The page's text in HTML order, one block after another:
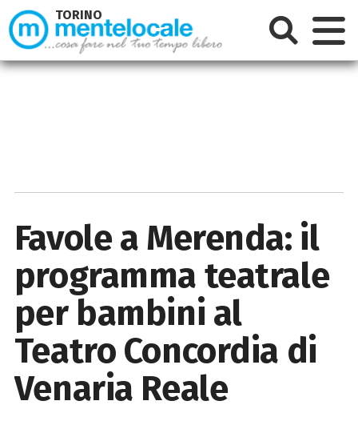
Favole a Merenda: il
programma teatrale
per bambini al
Teatro Concordia di
Venaria Reale
TORINO